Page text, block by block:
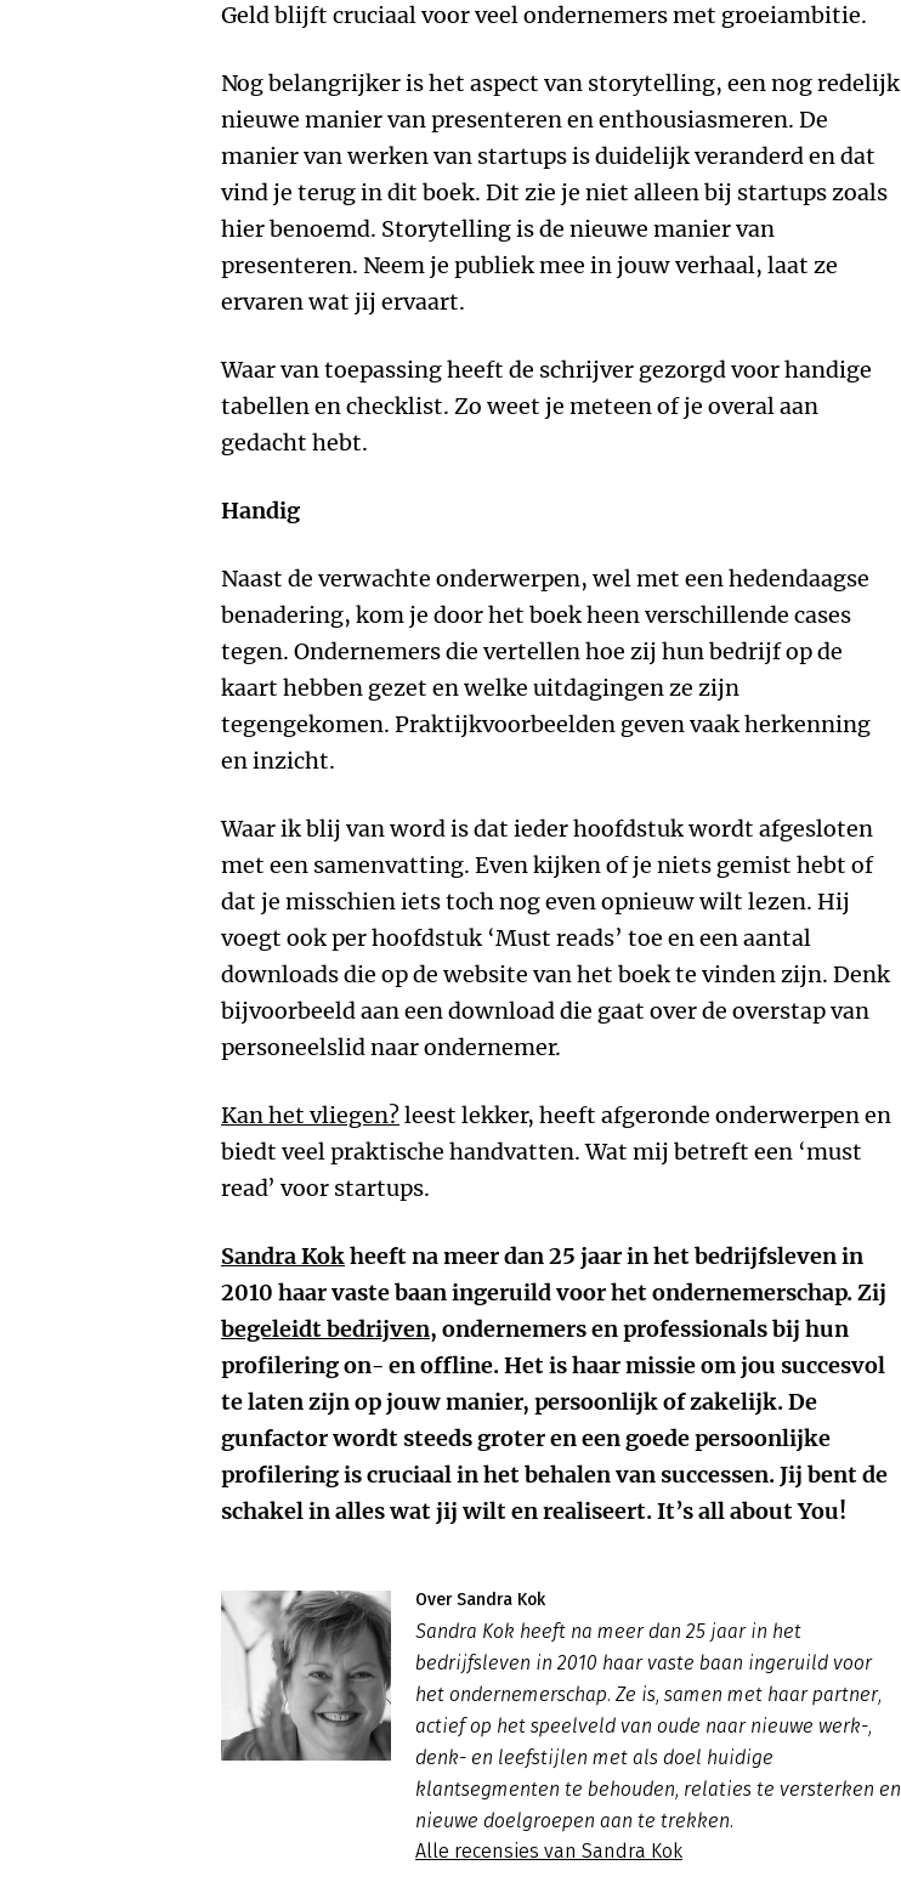
Geld blijft cruciaal voor veel ondernemers met groeiambitie.
Nog belangrijker is het aspect van storytelling, een nog redelijk
nieuwe manier van presenteren en enthousiasmeren. De
manier van werken van startups is duidelijk veranderd en dat
vind je terug in dit boek. Dit zie je niet alleen bij startups zoals
hier benoemd. Storytelling is de nieuwe manier van
presenteren. Neem je publiek mee in jouw verhaal, laat ze
ervaren wat jij ervaart.
Waar van toepassing heeft de schrijver gezorgd voor handige
tabellen en checklist. Zo weet je meteen of je overal aan
gedacht hebt.
Handig
Naast de verwachte onderwerpen, wel met een hedendaagse
benadering, kom je door het boek heen verschillende cases
tegen. Ondernemers die vertellen hoe zij hun bedrijf op de
kaart hebben gezet en welke uitdagingen ze zijn
tegengekomen. Praktijkvoorbeelden geven vaak herkenning
en inzicht.
Waar ik blij van word is dat ieder hoofdstuk wordt afgesloten
met een samenvatting. Even kijken of je niets gemist hebt of
dat je misschien iets toch nog even opnieuw wilt lezen. Hij
voegt ook per hoofdstuk ‘Must reads’ toe en een aantal
downloads die op de website van het boek te vinden zijn. Denk
bijvoorbeeld aan een download die gaat over de overstap van
personeelslid naar ondernemer.
Kan het vliegen?leest lekker, heeft afgeronde onderwerpen en
biedt veel praktische handvatten. Wat mij betreft een ‘must
read’ voor startups.
Sandra Kokheeft na meer dan 25 jaar in het bedrijfsleven in
2010 haar vaste baan ingeruild voor het ondernemerschap. Zij
begeleidt bedrijven, ondernemers en professionals bij hun
profilering on- en offline. Het is haar missie om jou succesvol
te laten zijn op jouw manier, persoonlijk of zakelijk. De
gunfactor wordt steeds groter en een goede persoonlijke
profilering is cruciaal in het behalen van successen. Jij bent de
schakel in alles wat jij wilt en realiseert. It’s all about You!
Over Sandra Kok
Sandra Kok heeft na meer dan 25 jaar in het
bedrijfsleven in 2010 haar vaste baan ingeruild voor
het ondernemerschap. Ze is, samen met haar partner,
actief op het speelveld van oude naar nieuwe werk-,
denk- en leefstijlen met als doel huidige
klantsegmenten te behouden, relaties te versterken en
nieuwe doelgroepen aan te trekken.
Alle recensies van Sandra Kok